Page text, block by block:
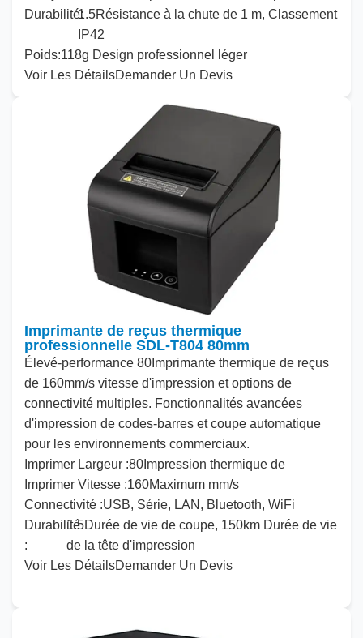
Durabilité:
1.5Résistance à la chute de 1 m, Classement
IP42
Poids:118g Design professionnel léger
Voir Les DétailsDemander Un Devis
Imprimante de reçus thermique
professionnelle SDL-T804 80mm
Élevé-performance 80 Imprimante thermique de reçus
de 160mm/s vitesse d'impression et options de
connectivité multiples. Fonctionnalités avancées
d'impression de codes-barres et coupe automatique
pour les environnements commerciaux.
Imprimer Largeur :80 Impression thermique de
Imprimer Vitesse :160Maximum mm/s
Connectivité :USB, Série, LAN, Bluetooth, WiFi
Durabilité
:
1.5Durée de vie de coupe, 150km Durée de vie
de la tête d'impression
Voir Les DétailsDemander Un Devis